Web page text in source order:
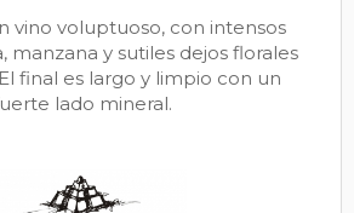
vino voluptuoso, con intensos
manzana y sutiles dejos florales
final es largo y limpio con un
lado mineral.